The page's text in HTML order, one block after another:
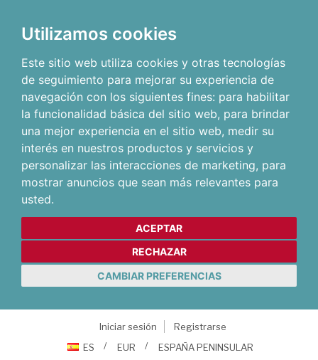
Utilizamos cookies
Este sitio web utiliza cookies y otras tecnologías
de seguimiento para mejorar su experiencia de
navegación con los siguientes fines: para habilitar
la funcionalidad básica del sitio web, para brindar
una mejor experiencia en el sitio web, medir su
interés en nuestros productos y servicios y
personalizar las interacciones de marketing, para
mostrar anuncios que sean más relevantes para
usted.
ACEPTAR
RECHAZAR
CAMBIAR PREFERENCIAS
Iniciar sesión
Registrarse
ES
EUR ESPAÑA PENINSULAR